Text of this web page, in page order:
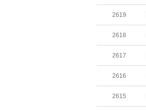
2619
2618
2617
2616
2615